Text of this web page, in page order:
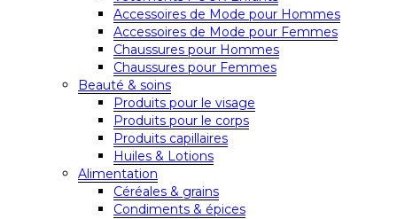
Accessoires de Mode pour Hommes
Accessoires de Mode pour Femmes
Chaussures pour Hommes
Chaussures pour Femmes
Beauté & soins
Produits pour le visage
Produits pour le corps
Produits capillaires
Huiles & Lotions
Alimentation
Céréales & grains
Condiments & épices